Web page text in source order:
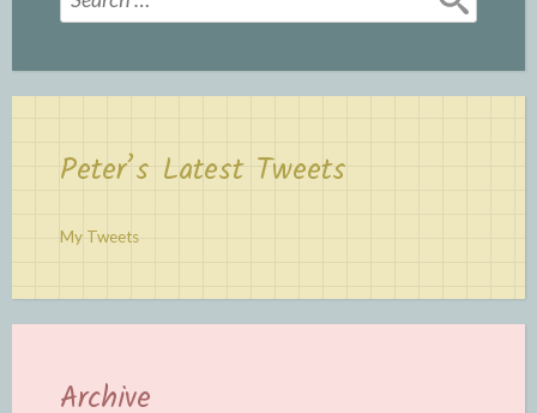
for:
Peter’s Latest Tweets
My Tweets
Archive